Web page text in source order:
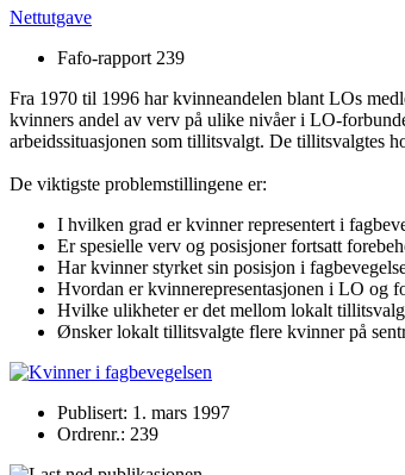
Nettutgave
Fafo-rapport 239
Fra 1970 til 1996 har kvinneandelen blant LOs
kvinners andel av verv på ulike nivåer i LO-
arbeidssituasjonen som tillitsvalgt. De tillitsvalgtes
De viktigste problemstillingene er:
I hvilken grad er kvinner representert i
Er spesielle verv og posisjoner fortsatt
Har kvinner styrket sin posisjon i
Hvordan er kvinnerepresentasjonen i LO og
Hvilke ulikheter er det mellom lokalt
Ønsker lokalt tillitsvalgte flere kvinner på
Publisert: 1. mars 1997
Ordrenr.: 239